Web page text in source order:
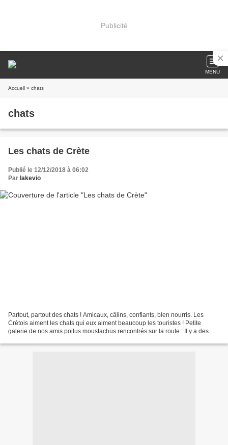
Publicité
MENU
Accueil » chats
chats
Les chats de Crète
Publié le 12/12/2018 à 06:02
Par lakevio
Partout, partout des chats ! Amicaux, câlins, confiants, bien nourris. Les
Crétois aiment les chats qui eux aiment beaucoup les touristes ! Petite
galerie de nos amis poilus moustachus rencontrés sur la route : Il y a des